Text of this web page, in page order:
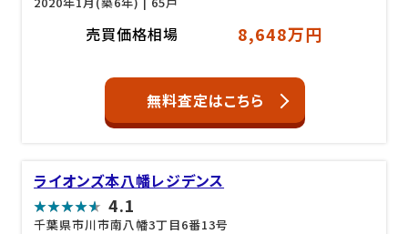
売買価格相場 8,648万円
無料査定はこちら
ライオンズ本八幡レジデンス
4.1
千葉県市川市南八幡3丁目6番13号